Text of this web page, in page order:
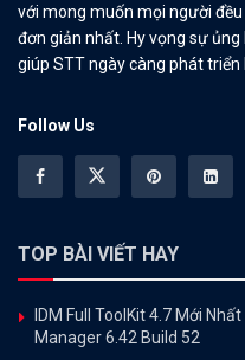
với mong muốn mọi người
đơn giản nhất. Hy vọng sự
giúp STT ngày càng phát triển
Follow Us
TOP BÀI VIẾT HAY
IDM Full ToolKit 4.7 Mới
Manager 6.42 Build 52